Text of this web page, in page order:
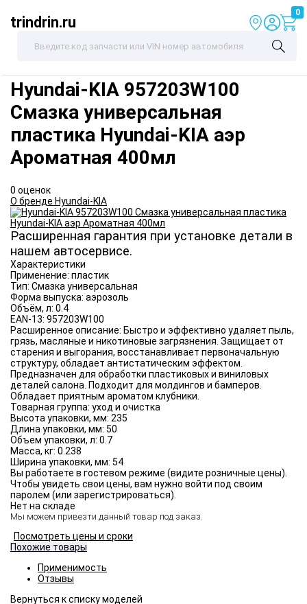
trindrin.ru
0
Hyundai-KIA 957203W100
Смазка универсальная
пластика Hyundai-KIA аэр
Ароматная 400мл
0 оценок
О бренде Hyundai-KIA
Расширенная гарантия при установке детали в
нашем автосервисе.
Характеристики
Применение: пластик
Тип: Смазка универсальная
Форма выпуска: аэрозоль
Объём, л: 0.4
EAN-13: 957203W100
Расширенное описание: Быстро и эффективно удаляет пыль,
грязь, масляные и никотиновые загрязнения. Защищает от
старения и выгорания, восстанавливает первоначальную
структуру, обладает антистатическим эффектом.
Предназначен для обработки пластиковых и виниловых
деталей салона. Подходит для молдингов и бамперов.
Обладает приятным ароматом клубники.
Товарная группа: уход и очистка
Высота упаковки, мм: 235
Длина упаковки, мм: 50
Объем упаковки, л: 0.7
Масса, кг: 0.238
Ширина упаковки, мм: 54
Вы работаете в гостевом режиме (видите розничные цены).
Чтобы увидеть свои цены, вам нужно войти под своим
паролем (или зарегистрироваться).
Нет на складе
Мы можем привезти данный товар под заказ.
Посмотреть цены и сроки
Похожие товары
Применимость
Отзывы